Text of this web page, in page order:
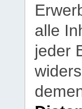
alle
jeder